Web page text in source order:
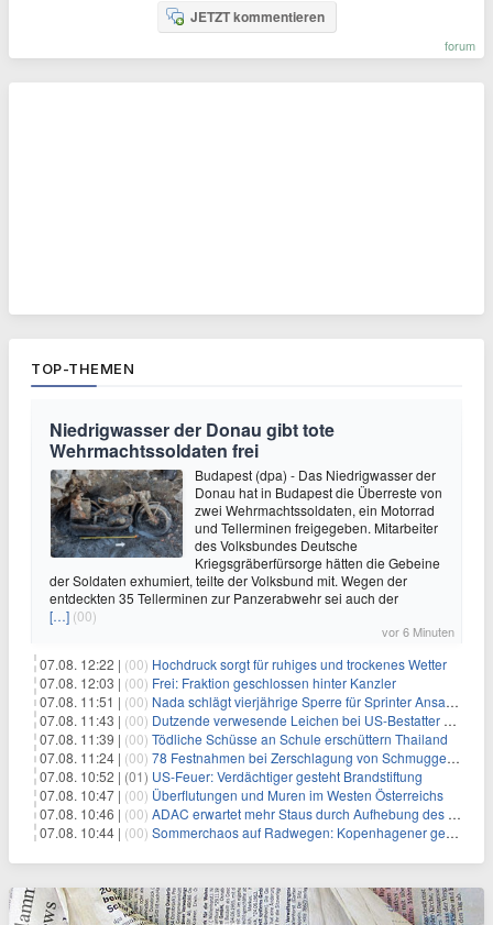
JETZT kommentieren
forum
TOP-THEMEN
Niedrigwasser der Donau gibt tote
Wehrmachtssoldaten frei
Budapest (dpa) - Das Niedrigwasser der
Donau hat in Budapest die Überreste von
zwei Wehrmachtssoldaten, ein Motorrad
und Tellerminen freigegeben. Mitarbeiter
des Volksbundes Deutsche
Kriegsgräberfürsorge hätten die Gebeine
der Soldaten exhumiert, teilte der Volksbund mit. Wegen der
entdeckten 35 Tellerminen zur Panzerabwehr sei auch der
[…] (00)
vor 6 Minuten
07.08. 12:22 | (00) Hochdruck sorgt für ruhiges und trockenes Wetter
07.08. 12:03 | (00) Frei: Fraktion geschlossen hinter Kanzler
07.08. 11:51 | (00) Nada schlägt vierjährige Sperre für Sprinter Ansah vor
07.08. 11:43 | (00) Dutzende verwesende Leichen bei US-Bestatter gefunden
07.08. 11:39 | (00) Tödliche Schüsse an Schule erschüttern Thailand
07.08. 11:24 | (00) 78 Festnahmen bei Zerschlagung von Schmuggelnetzwerk in Spanien
07.08. 10:52 | (01) US-Feuer: Verdächtiger gesteht Brandstiftung
07.08. 10:47 | (00) Überflutungen und Muren im Westen Österreichs
07.08. 10:46 | (00) ADAC erwartet mehr Staus durch Aufhebung des Lkw-Fahrverbots
07.08. 10:44 | (00) Sommerchaos auf Radwegen: Kopenhagener genervt von Touristen